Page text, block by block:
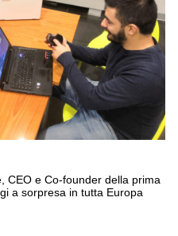
CEO e Co-founder della prima
a sorpresa in tutta Europa